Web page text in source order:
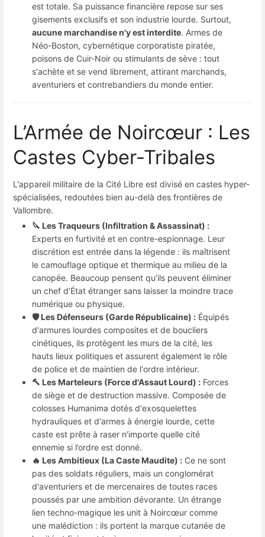
est totale. Sa puissance financière repose sur ses
gisements exclusifs et son industrie lourde. Surtout,
aucune marchandise n'y est interdite. Armes de
Néo-Boston, cybernétique corporatiste piratée,
poisons de Cuir-Noir ou stimulants de sève : tout
s'achète et se vend librement, attirant marchands,
aventuriers et contrebandiers du monde entier.
L’Armée de Noircœur : Les
Castes Cyber-Tribales
L'appareil militaire de la Cité Libre est divisé en castes hyper-
spécialisées, redoutées bien au-delà des frontières de
Vallombre.
🔪 Les Traqueurs (Infiltration & Assassinat) :
Experts en furtivité et en contre-espionnage. Leur
discrétion est entrée dans la légende : ils maîtrisent
le camouflage optique et thermique au milieu de la
canopée. Beaucoup pensent qu’ils peuvent éliminer
un chef d’État étranger sans laisser la moindre trace
numérique ou physique.
🛡️ Les Défenseurs (Garde Républicaine) : Équipés
d'armures lourdes composites et de boucliers
cinétiques, ils protègent les murs de la cité, les
hauts lieux politiques et assurent également le rôle
de police et de maintien de l'ordre intérieur.
🔨 Les Marteleurs (Force d'Assaut Lourd) : Forces
de siège et de destruction massive. Composée de
colosses Humanima dotés d'exosquelettes
hydrauliques et d'armes à énergie lourde, cette
caste est prête à raser n’importe quelle cité
ennemie si l’ordre est donné.
🔥 Les Ambitieux (La Caste Maudite) : Ce ne sont
pas des soldats réguliers, mais un conglomérat
d'aventuriers et de mercenaires de toutes races
poussés par une ambition dévorante. Un étrange
lien techno-magique les unit à Noircœur comme
une malédiction : ils portent la marque cutanée de